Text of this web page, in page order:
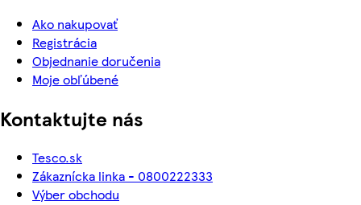
Ako nakupovať
Registrácia
Objednanie doručenia
Moje obľúbené
Kontaktujte nás
Tesco.sk
Zákaznícka linka - 0800222333
Výber obchodu